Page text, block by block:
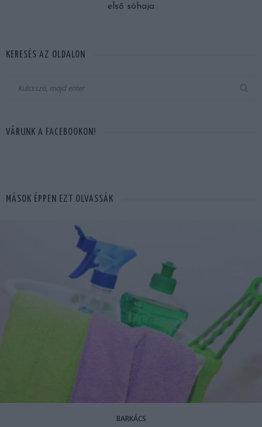
első sóhaja
KERESÉS AZ OLDALON
VÁRUNK A FACEBOOKON!
MÁSOK ÉPPEN EZT OLVASSÁK
BARKÁCS